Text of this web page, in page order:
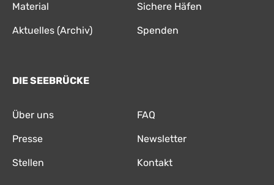
Material Sichere Häfen
Aktuelles (Archiv) Spenden
DIE SEEBRÜCKE
Über uns FAQ
Presse Newsletter
Stellen Kontakt